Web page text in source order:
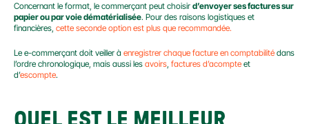
Concernant le format, le commerçant peut choisir d’envoyer ses factures sur
papier ou par voie dématérialisée. Pour des raisons logistiques et
financières, cette seconde option est plus que recommandée.
Le e-commerçant doit veiller à enregistrer chaque facture en comptabilité dans
l’ordre chronologique, mais aussi les avoirs, factures d’acompte et
d’escompte.